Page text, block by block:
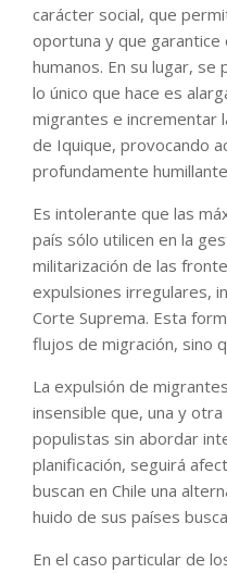
carácter social, que
oportuna y que
humanos. En su lugar, se
lo único que hace es
migrantes e incrementar
de Iquique, provocando
profundamente
Es intolerante que las
país sólo utilicen en la
militarización de las
expulsiones irregulares,
Corte Suprema. Esta
flujos de migración, sino
La expulsión de
insensible que, una y
populistas sin abordar
planificación, seguirá
buscan en Chile una
huido de sus países
En el caso particular de